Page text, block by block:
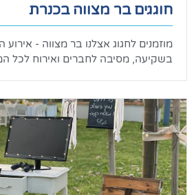
בר מצווה בכנרת
אצלנו בר מצווה - אירוע המשלב טקס
לחברים ואירוח לכל המשפחה